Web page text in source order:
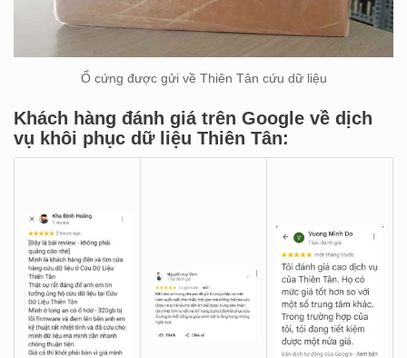
Ổ cứng được gửi về Thiên Tân cứu dữ liệu
Khách hàng đánh giá trên Google về dịch
vụ khôi phục dữ liệu Thiên Tân: